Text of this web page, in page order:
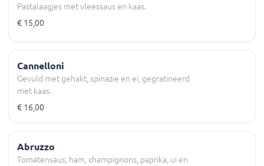
Pastalaagjes met vleessaus en kaas.
€ 15,00
Cannelloni
Gevuld met gehakt, spinazie en ei, gegratineerd
met kaas.
€ 16,00
Abruzzo
Tomatensaus, ham, champignons, paprika, ui en